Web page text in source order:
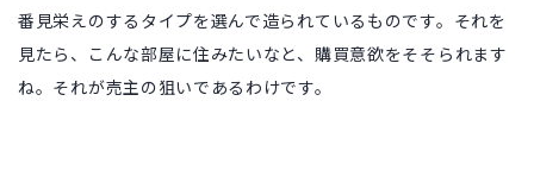
番見栄えのするタイプを選んで造られているものです。それを
見たら、こんな部屋に住みたいなと、購買意欲をそそられます
ね。それが売主の狙いであるわけです。